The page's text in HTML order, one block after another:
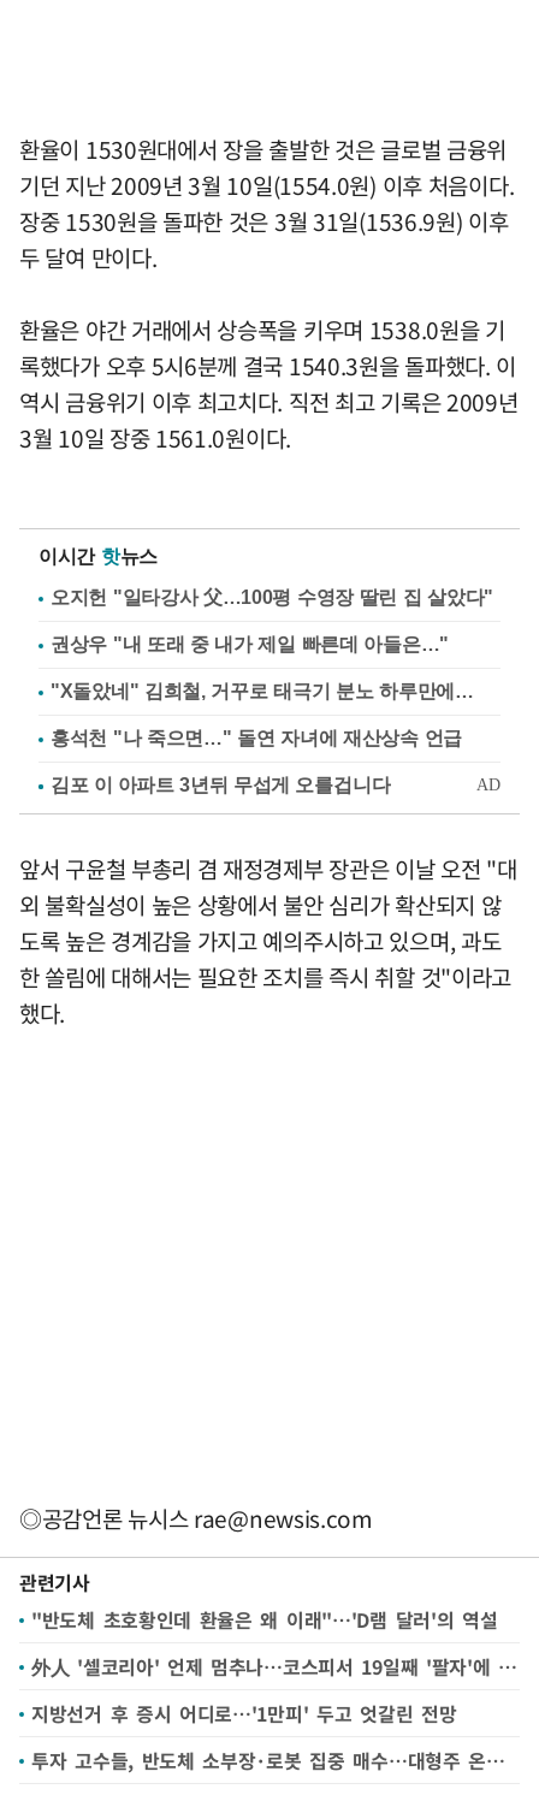
환율이 1530원대에서 장을 출발한 것은 글로벌 금융위
기던 지난 2009년 3월 10일(1554.0원) 이후 처음이다.
장중 1530원을 돌파한 것은 3월 31일(1536.9원) 이후
두 달여 만이다.
환율은 야간 거래에서 상승폭을 키우며 1538.0원을 기
록했다가 오후 5시6분께 결국 1540.3원을 돌파했다. 이
역시 금융위기 이후 최고치다. 직전 최고 기록은 2009년
3월 10일 장중 1561.0원이다.
이시간 핫뉴스
오지헌 "일타강사 父…100평 수영장 딸린 집 살았다"
권상우 "내 또래 중 내가 제일 빠른데 아들은…"
"X돌았네" 김희철, 거꾸로 태극기 분노 하루만에…
홍석천 "나 죽으면…" 돌연 자녀에 재산상속 언급
앞서 구윤철 부총리 겸 재정경제부 장관은 이날 오전 "대
외 불확실성이 높은 상황에서 불안 심리가 확산되지 않
도록 높은 경계감을 가지고 예의주시하고 있으며, 과도
한 쏠림에 대해서는 필요한 조치를 즉시 취할 것"이라고
했다.
◎공감언론 뉴시스rae@newsis.com
관련기사
"반도체 초호황인데 환율은 왜 이래"…'D램 달러'의 역설
外人 '셀코리아' 언제 멈추나…코스피서 19일째 '팔자'에 66조 순매도(종합)
지방선거 후 증시 어디로…'1만피' 두고 엇갈린 전망
투자 고수들, 반도체 소부장·로봇 집중 매수…대형주 온기에 소부장 몸값 껑충